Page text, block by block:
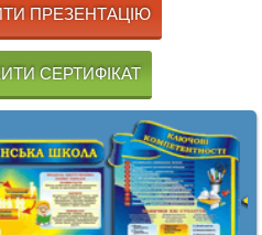
ПРЕЗЕНТАЦІЮ
СЕРТИФІКАТ